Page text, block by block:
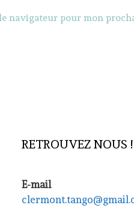
navigateur pour mon
RETROUVEZ NOUS !
E-mail